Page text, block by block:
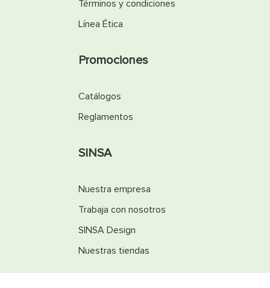
Términos y condiciones
Línea Ética
Promociones
Catálogos
Reglamentos
SINSA
Nuestra empresa
Trabaja con nosotros
SINSA Design
Nuestras tiendas